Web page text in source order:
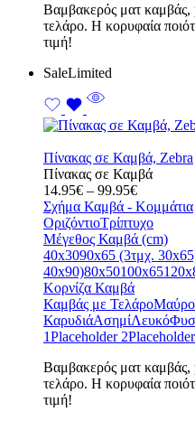
Bαμβακερός ματ καμβάς,
τελάρο. Η κορυφαία
τιμή!
SaleLimited
Πίνακας σε Καμβά, Zebra
Πίνακας σε Καμβά
14.95€ – 99.95€Price
range:
14.95€
through
99.95€
Σχήμα Καμβά - Κομμάτια
ΟριζόντιοΤρίπτυχο
Μέγεθος Καμβά (cm)
40x3090x65 (3τμχ.
40x90)80x50100x65
Κορνίζα Καμβά
Καμβάς με ΤελάροΜαύρο
ΚαρυδιάΑσημίΛευκό
1Placeholder 2
Bαμβακερός ματ καμβάς,
τελάρο. Η κορυφαία
τιμή!